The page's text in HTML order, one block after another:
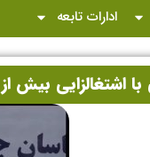
ادارات تابعه
بیش از ۲۰۰ نفر در قم